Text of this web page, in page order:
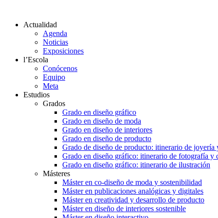
Actualidad
Agenda
Noticias
Exposiciones
l’Escola
Conócenos
Equipo
Meta
Estudios
Grados
Grado en diseño gráfico
Grado en diseño de moda
Grado en diseño de interiores
Grado en diseño de producto
Grado de diseño de producto: itinerario de joyería
Grado en diseño gráfico: itinerario de fotografía y
Grado en diseño gráfico: itinerario de ilustración
Másteres
Máster en co-diseño de moda y sostenibilidad
Máster en publicaciones analógicas y digitales
Máster en creatividad y desarrollo de producto
Máster en diseño de interiores sostenible